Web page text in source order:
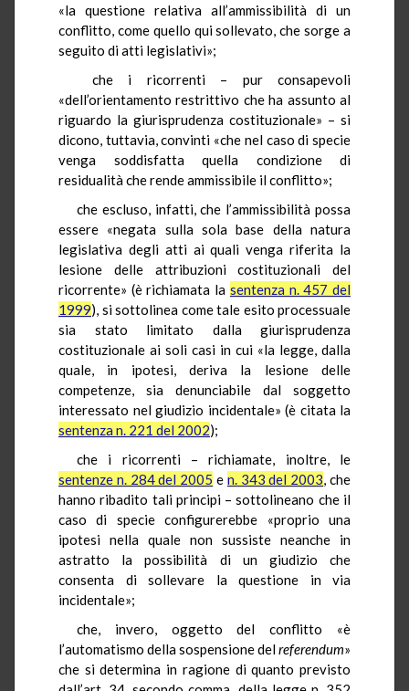
«la questione relativa all’ammissibilità di un
conflitto, come quello qui sollevato, che sorge a
seguito di atti legislativi»;
che i ricorrenti – pur consapevoli
«dell’orientamento restrittivo che ha assunto al
riguardo la giurisprudenza costituzionale» – si
dicono, tuttavia, convinti «che nel caso di specie
venga soddisfatta quella condizione di
residualità che rende ammissibile il conflitto»;
che escluso, infatti, che l’ammissibilità possa
essere «negata sulla sola base della natura
legislativa degli atti ai quali venga riferita la
lesione delle attribuzioni costituzionali del
ricorrente» (è richiamata la sentenza n. 457 del
1999), si sottolinea come tale esito processuale
sia stato limitato dalla giurisprudenza
costituzionale ai soli casi in cui «la legge, dalla
quale, in ipotesi, deriva la lesione delle
competenze, sia denunciabile dal soggetto
interessato nel giudizio incidentale» (è citata la
sentenza n. 221 del 2002);
che i ricorrenti – richiamate, inoltre, le
sentenze n. 284 del 2005 e n. 343 del 2003, che
hanno ribadito tali principi – sottolineano che il
caso di specie configurerebbe «proprio una
ipotesi nella quale non sussiste neanche in
astratto la possibilità di un giudizio che
consenta di sollevare la questione in via
incidentale»;
che, invero, oggetto del conflitto «è
l’automatismo della sospensione delreferendum»
che si determina in ragione di quanto previsto